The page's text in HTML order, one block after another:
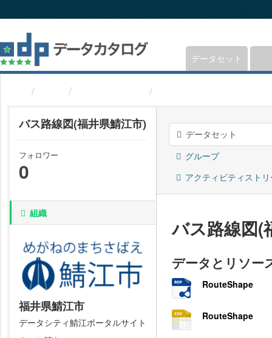
キ
プ
し
て
データセット
バス路線図(福井県鯖江市)
フォロワー
0
組織
福井県鯖江市
データシティ鯖江ポータルサイト
データセット
グループ
アクティビティスト
バス路線図(
データとリソー
RouteShape
RouteShape